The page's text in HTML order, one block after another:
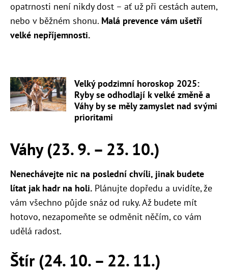
opatrnosti není nikdy dost – ať už při cestách autem,
nebo v běžném shonu. Malá prevence vám ušetří
velké nepříjemnosti.
Velký podzimní horoskop 2025:
Ryby se odhodlají k velké změně a
Váhy by se měly zamyslet nad svými
prioritami
Váhy (23. 9. – 23. 10.)
Nenechávejte nic na poslední chvíli, jinak budete
lítat jak hadr na holi. Plánujte dopředu a uvidíte, že
vám všechno půjde snáz od ruky. Až budete mít
hotovo, nezapomeňte se odměnit něčím, co vám
udělá radost.
Štír (24. 10. – 22. 11.)